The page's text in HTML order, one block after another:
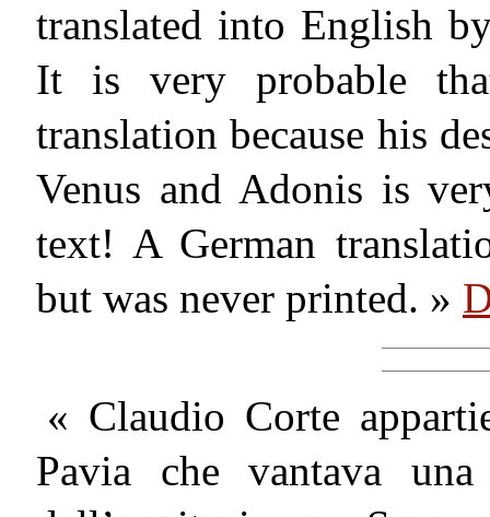
translated into English
It is very probable
translation because his
Venus and Adonis is
text! A German
but was never printed. »
« Claudio Corte
Pavia che vantava